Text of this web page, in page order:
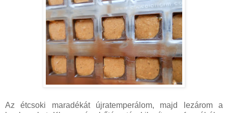
Az étcsoki maradékát újratemperálom, majd lezárom a